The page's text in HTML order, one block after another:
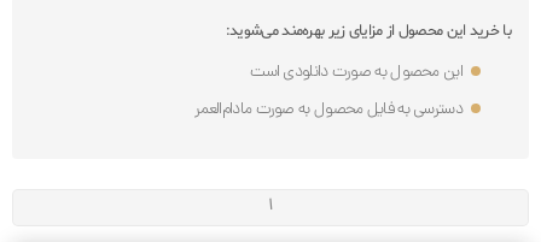
با خرید این محصول از مزایای زیر بهره‌مند می‌شوید:
این محصول به صورت دانلودی است
دسترسی به فایل محصول به صورت مادام‌العمر